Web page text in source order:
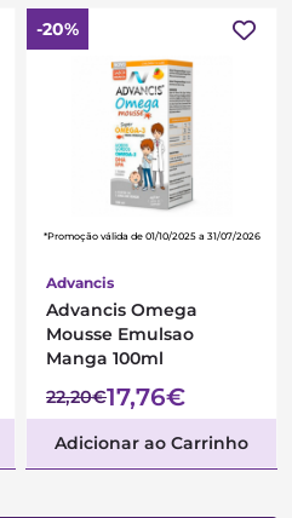
-20%
*Promoção válida de 01/10/2025 a 31/07/2026
Advancis
Advancis Omega
Mousse Emulsao
Manga 100ml
22,20€17,76€
Adicionar ao Carrinho